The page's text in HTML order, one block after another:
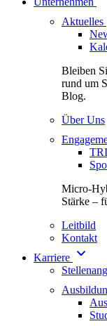
Aktuelles
Bleiben
rund um
Blog.
Über Uns
Micro-
Stärke –
Leitbild
Kontakt
Karriere